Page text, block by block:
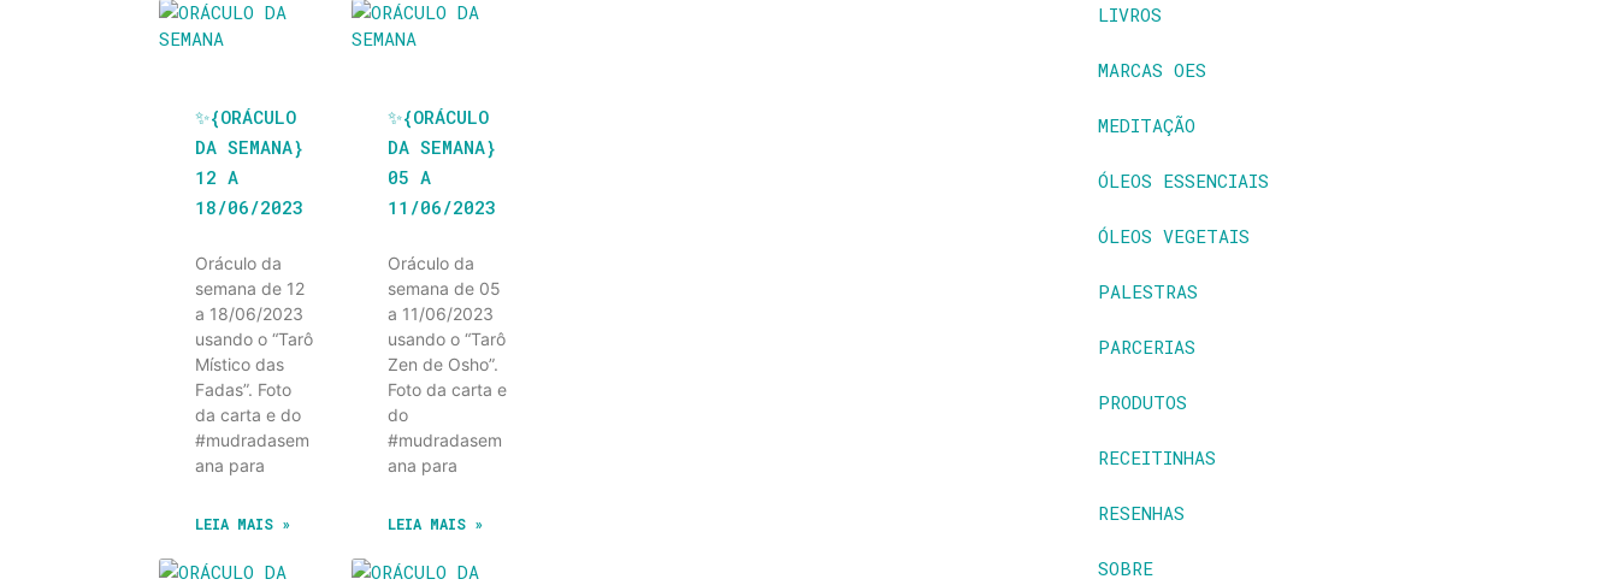
✨️{ORÁCULO
DA SEMANA}
12 A
18/06/2023
Oráculo da
semana de 12
a 18/06/2023
usando o “Tarô
Místico das
Fadas”. Foto
da carta e do
#mudradasem
ana para
LEIA MAIS »
✨️{ORÁCULO
DA SEMANA}
05 A
11/06/2023
Oráculo da
semana de 05
a 11/06/2023
usando o “Tarô
Zen de Osho”.
Foto da carta e
do
#mudradasem
ana para
LEIA MAIS »
LIVROS
MARCAS OES
MEDITAÇÃO
ÓLEOS ESSENCIAIS
ÓLEOS VEGETAIS
PALESTRAS
PARCERIAS
PRODUTOS
RECEITINHAS
RESENHAS
SOBRE